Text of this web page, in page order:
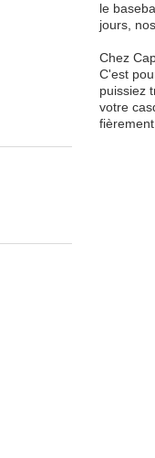
le
jours,
Chez
C'est
puissiez
votre